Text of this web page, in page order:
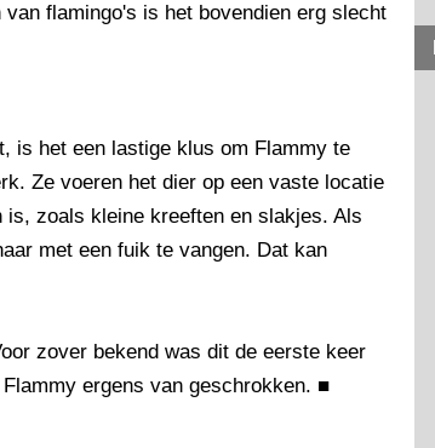
flamingo's is het bovendien erg slecht
is het een lastige klus om Flammy te
Ze voeren het dier op een vaste locatie
zoals kleine kreeften en slakjes. Als
met een fuik te vangen. Dat kan
zover bekend was dit de eerste keer
ergens van geschrokken. ■